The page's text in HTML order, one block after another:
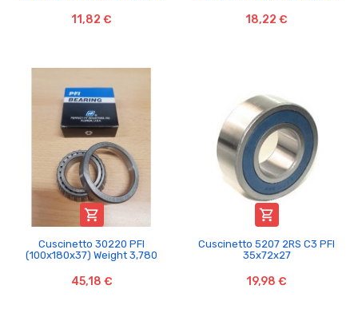
11,82 € 18,22 €

Cuscinetto 30220 PFI
(100x180x37) Weight 3,780
45,18 €

Cuscinetto 5207 2RS C3 PFI
35x72x27
19,98 €